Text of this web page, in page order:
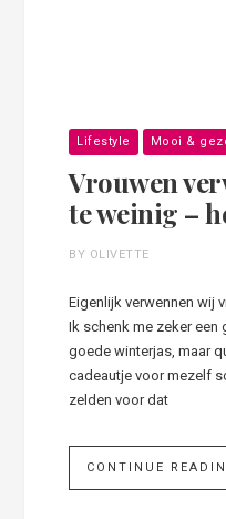
Lifestyle Mooi &
Vrouwen
te weinig –
BY OLIVETTE
Eigenlijk verwennen wij
Ik schenk me zeker een
goede winterjas, maar
cadeautje voor mezelf
zelden voor dat
CONTINUE